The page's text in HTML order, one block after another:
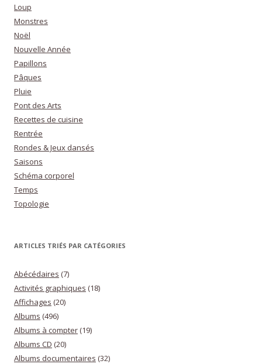
Loup
Monstres
Noël
Nouvelle Année
Papillons
Pâques
Pluie
Pont des Arts
Recettes de cuisine
Rentrée
Rondes & Jeux dansés
Saisons
Schéma corporel
Temps
Topologie
ARTICLES TRIÉS PAR CATÉGORIES
Abécédaires (7)
Activités graphiques (18)
Affichages (20)
Albums (496)
Albums à compter (19)
Albums CD (20)
Albums documentaires (32)